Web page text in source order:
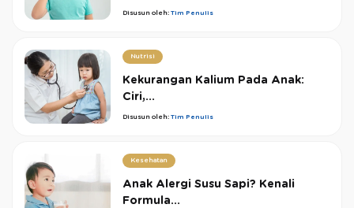
Disusun oleh: Tim Penulis
Nutrisi
Kekurangan Kalium Pada Anak:
Ciri,...
Disusun oleh: Tim Penulis
Kesehatan
Anak Alergi Susu Sapi? Kenali
Formula...